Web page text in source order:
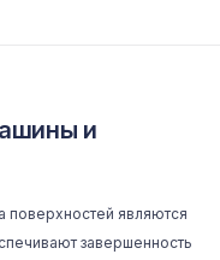
и
поверхностей являются
завершенность